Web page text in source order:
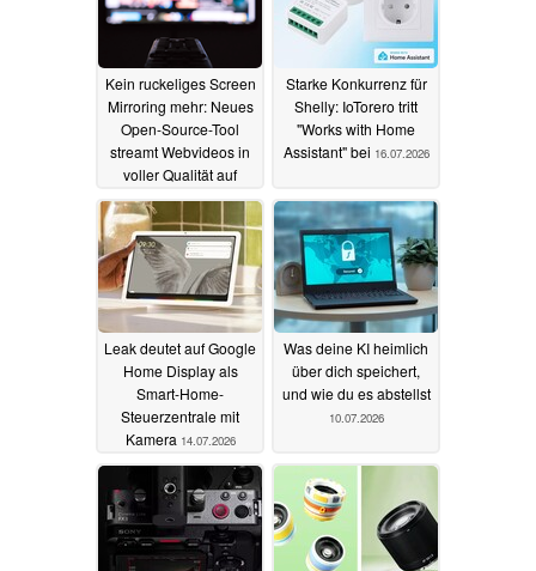
Kein ruckeliges Screen
Mirroring mehr: Neues
Open-Source-Tool
streamt Webvideos in
voller Qualität auf
Smart-TVs19.07.2026
Starke Konkurrenz für
Shelly: IoTorero tritt
"Works with Home
Assistant" bei 16.07.2026
Leak deutet auf Google
Home Display als
Smart-Home-
Steuerzentrale mit
Kamera 14.07.2026
Was deine KI heimlich
über dich speichert,
und wie du es abstellst
10.07.2026